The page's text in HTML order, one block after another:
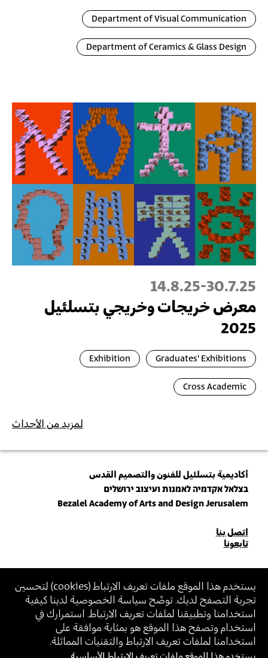
يستخدم هذا الموقع ملفات تعريف الارتباط (cookies) لتحسين
تجربة التصفح لديك. توضّح سياسة الخصوصية لدينا كيفية
استخدامنا وتطبيقنا لملفات تعريف الارتباط. استمرارك في
استخدام وتصفح هذا الموقع هو بمثابة موافقة على
استخدامنا لملفات تعريف الارتباط والتقنيات المماثلة.
Department of Visual Communication
Department of Ceramics & Glass Design
30.7.25
-
14.8.25
معرض خريجات وخريجي بتسلئيل
2025
Graduates' Exhibitions
Exhibition
Cross Academic
لمزيد من الأحداث
أكاديمية بتسلئيل للفنون والتصميم القدس
בצלאל אקדמיה לאמנות ועיצוב ירושלים
Bezalel Academy of Arts and Design Jerusalem
للاتصال
بنا
اتصل بنا
تابعونا
انضم\ي لنشرتنا البريدية (نيوزلتر)
أدخل\ي عنوان الإيميل
بالانضمام، أنت توافق علىسياسة الخصوصيةوشروط الاستخدام الخاصة ببتسلئيل